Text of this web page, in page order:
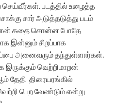
செய்வீர்கள். படத்தில் உழைத்த
சார் அடுத்தடுத்து படம்
கதை சொன்ன போதே
இன்னும் சிறப்பாக
அனைவரும் தந்துள்ளார்கள்.
இருக்கும் வெற்றிமாறன்
தேதி திரையரங்கில்
பெற வேண்டும் என்று